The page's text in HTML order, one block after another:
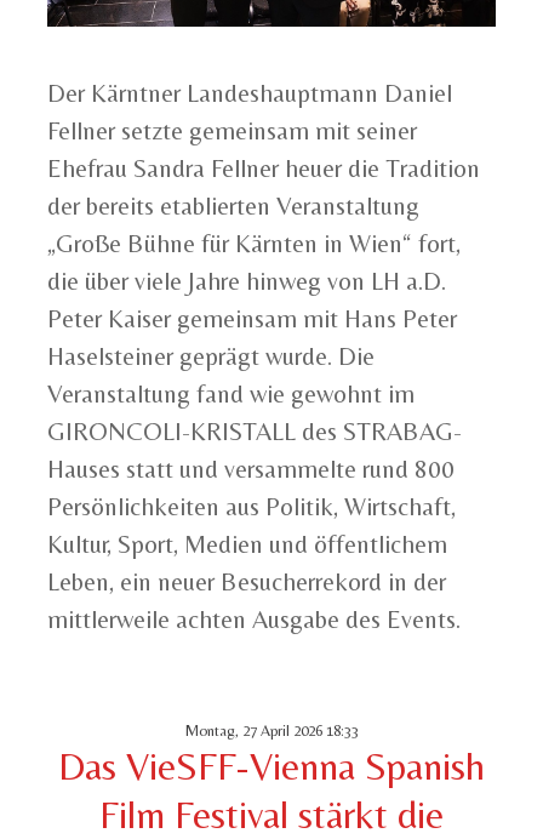
Der Kärntner Landeshauptmann Daniel
Fellner setzte gemeinsam mit seiner
Ehefrau Sandra Fellner heuer die Tradition
der bereits etablierten Veranstaltung
„Große Bühne für Kärnten in Wien“ fort,
die über viele Jahre hinweg von LH a.D.
Peter Kaiser gemeinsam mit Hans Peter
Haselsteiner geprägt wurde. Die
Veranstaltung fand wie gewohnt im
GIRONCOLI-KRISTALL des STRABAG-
Hauses statt und versammelte rund 800
Persönlichkeiten aus Politik, Wirtschaft,
Kultur, Sport, Medien und öffentlichem
Leben, ein neuer Besucherrekord in der
mittlerweile achten Ausgabe des Events.
Montag, 27 April 2026 18:33
Das VieSFF-Vienna Spanish
Film Festival stärkt die